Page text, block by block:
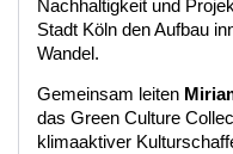
Nachhaltigkeit und
Stadt Köln den Aufbau
Wandel.
Gemeinsam leiten
das Green Culture
klimaaktiver